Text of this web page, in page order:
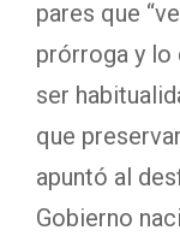
pares que
prórroga y lo
ser
que
apuntó al
Gobierno